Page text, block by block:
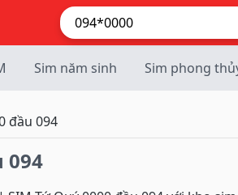
Sim năm sinh Sim phong
đầu 094
094